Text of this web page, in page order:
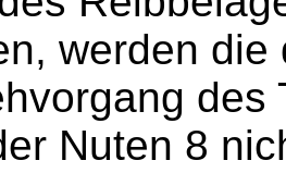
werden
des
Nuten 8